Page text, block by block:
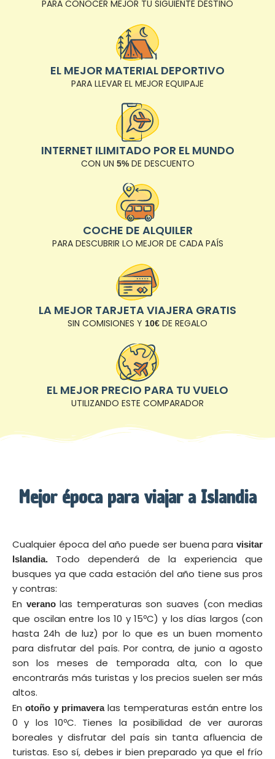
PARA CONOCER MEJOR TU SIGUIENTE DESTINO
EL MEJOR MATERIAL DEPORTIVO
PARA LLEVAR EL MEJOR EQUIPAJE
INTERNET ILIMITADO POR EL MUNDO
CON UN 5%DE DESCUENTO
COCHE DE ALQUILER
PARA DESCUBRIR LO MEJOR DE CADA PAÍS
LA MEJOR TARJETA VIAJERA GRATIS
SIN COMISIONES Y 10€ DE REGALO
EL MEJOR PRECIO PARA TU VUELO
UTILIZANDO ESTE COMPARADOR
Mejor época para viajar a Islandia
Cualquier época del año puede ser buena para visitar
Islandia. Todo dependerá de la experiencia que
busques ya que cada estación del año tiene sus pros
y contras:
En veranolas temperaturas son suaves (con medias
que oscilan entre los 10 y 15ºC) y los días largos (con
hasta 24h de luz) por lo que es un buen momento
para disfrutar del país. Por contra, de junio a agosto
son los meses de temporada alta, con lo que
encontrarás más turistas y los precios suelen ser más
altos.
Enotoño y primaveralas temperaturas están entre los
0 y los 10ºC. Tienes la posibilidad de ver auroras
boreales y disfrutar del país sin tanta afluencia de
turistas. Eso sí, debes ir bien preparado ya que el frío